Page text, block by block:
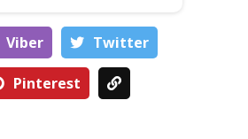
Viber Тwitter
Pinterest